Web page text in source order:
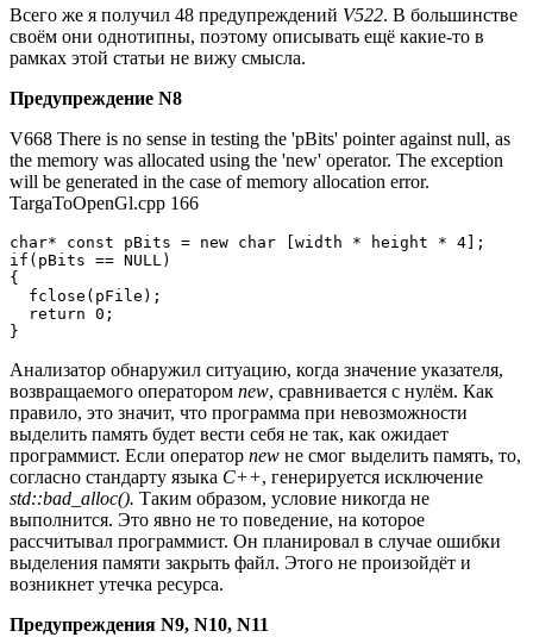
Всего же я получил 48 предупреждений V522. В большинстве
своём они однотипны, поэтому описывать ещё какие-то в
рамках этой статьи не вижу смысла.
Предупреждение N8
V668 There is no sense in testing the 'pBits' pointer against null, as
the memory was allocated using the 'new' operator. The exception
will be generated in the case of memory allocation error.
TargaToOpenGl.cpp 166
char* const pBits = new char [width * height * 4];
if(pBits == NULL)
{
  fclose(pFile);
  return 0;
}
Анализатор обнаружил ситуацию, когда значение указателя,
возвращаемого оператором new, сравнивается с нулём. Как
правило, это значит, что программа при невозможности
выделить память будет вести себя не так, как ожидает
программист. Если оператор new не смог выделить память, то,
согласно стандарту языка С++, генерируется исключение
std::bad_alloc(). Таким образом, условие никогда не
выполнится. Это явно не то поведение, на которое
рассчитывал программист. Он планировал в случае ошибки
выделения памяти закрыть файл. Этого не произойдёт и
возникнет утечка ресурса.
Предупреждения N9, N10, N11